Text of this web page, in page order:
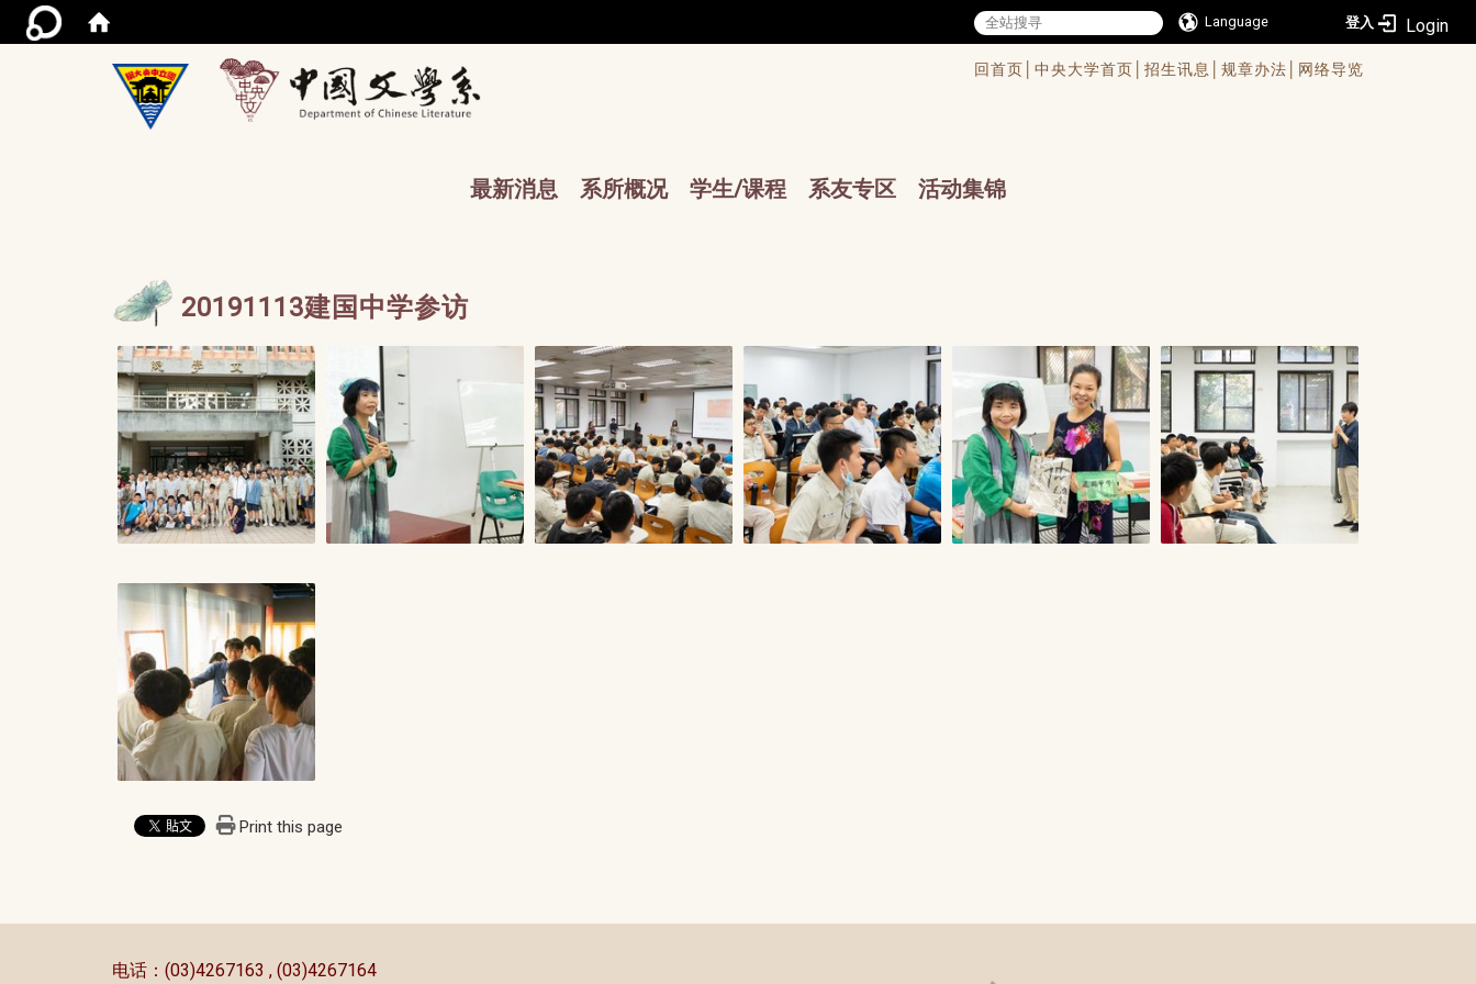
Language 登入
回首页│ 中央大学首页│ 招生讯息│ 规章办法│ 网络导览
最新消息 系所概况 学生/课程 系友专区 活动集锦
20191113建国中学参访
Print this page
电话：(03)4267163 , (03)4267164